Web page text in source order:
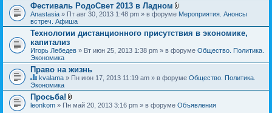
Фестиваль РодоСвет 2013 в Ладном
В
о
ж
н
и
я
Anastasia » Пт авг 30, 2013 1:48 pm » в форуме Мероприятия. Анонсы
встреч. Афиша
Технологии дистанционного присутствия в экономике,
капитализ
Игорь Лебедев » Вт июн 25, 2013 1:38 pm » в форуме Общество. Политика.
Экономика
Право на жизнь
Д
а
н
н
kvalama » Пн июн 17, 2013 11:19 am » в форуме Общество. Политика.
Экономика
Просьба!
В
leonkom » Пн май 20, 2013 3:16 pm » в форуме Объявления